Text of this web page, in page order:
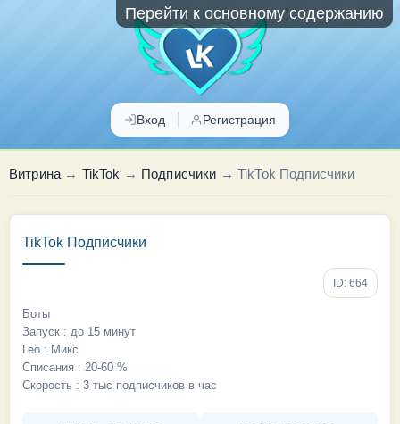
Перейти к основному содержанию
Вход Регистрация
Витрина→ TikTok → Подписчики → TikTok Подписчики
TikTok Подписчики
ID: 664
Боты
Запуск : до 15 минут
Гео : Микс
Списания : 20-60 %
Скорость : 3 тыс подписчиков в час